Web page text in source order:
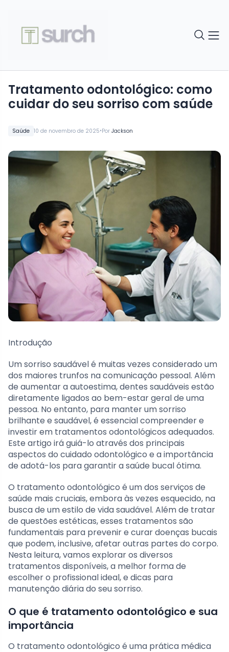
Saúde 10 de novembro de 2025•Por Jackson
Tratamento odontológico: como
cuidar do seu sorriso com saúde
Introdução
Um sorriso saudável é muitas vezes considerado um
dos maiores trunfos na comunicação pessoal. Além
de aumentar a autoestima, dentes saudáveis estão
diretamente ligados ao bem-estar geral de uma
pessoa. No entanto, para manter um sorriso
brilhante e saudável, é essencial compreender e
investir em tratamentos odontológicos adequados.
Este artigo irá guiá-lo através dos principais
aspectos do cuidado odontológico e a importância
de adotá-los para garantir a saúde bucal ótima.
O tratamento odontológico é um dos serviços de
saúde mais cruciais, embora às vezes esquecido, na
busca de um estilo de vida saudável. Além de tratar
de questões estéticas, esses tratamentos são
fundamentais para prevenir e curar doenças bucais
que podem, inclusive, afetar outras partes do corpo.
Nesta leitura, vamos explorar os diversos
tratamentos disponíveis, a melhor forma de
escolher o profissional ideal, e dicas para
manutenção diária do seu sorriso.
O que é tratamento odontológico e sua
importância
O tratamento odontológico é uma prática médica